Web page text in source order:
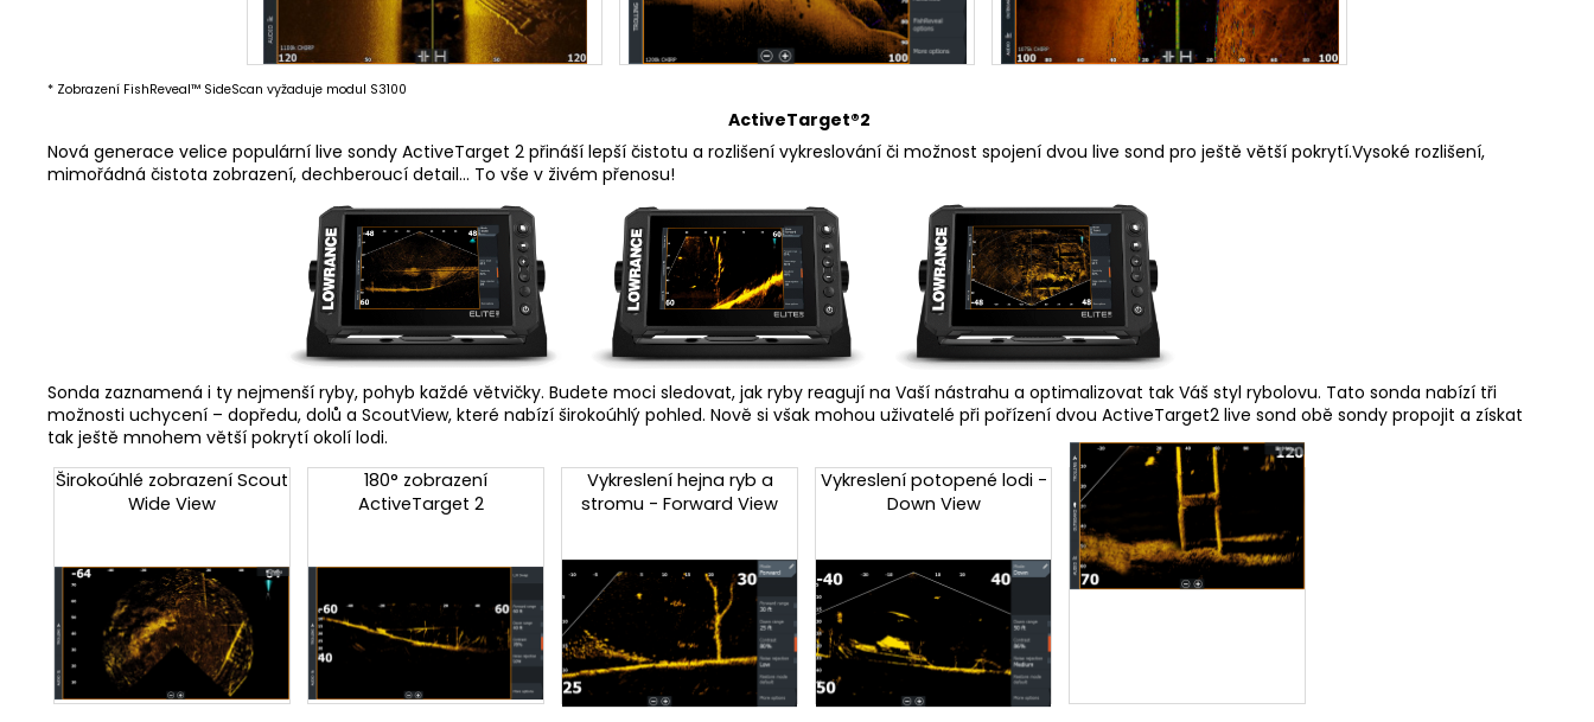
* Zobrazení FishReveal™ SideScan vyžaduje modul S3100
ActiveTarget®2
Nová generace velice populární live sondy ActiveTarget 2 přináší lepší čistotu a rozlišení vykreslování či možnost spojení dvou live sond pro ještě větší pokrytí.Vysoké rozlišení,
mimořádná čistota zobrazení, dechberoucí detail... To vše v živém přenosu!
Sonda zaznamená i ty nejmenší ryby, pohyb každé větvičky. Budete moci sledovat, jak ryby reagují na Vaší nástrahu a optimalizovat tak Váš styl rybolovu. Tato sonda nabízí tři
možnosti uchycení – dopředu, dolů a ScoutView, které nabízí širokoúhlý pohled. Nově si však mohou uživatelé při pořízení dvou ActiveTarget2 live sond obě sondy propojit a získat
tak ještě mnohem větší pokrytí okolí lodi.
Širokoúhlé zobrazení Scout
Wide View
180° zobrazení
ActiveTarget 2
Vykreslení hejna ryb a
stromu - Forward View
Vykreslení potopené lodi -
Down View
Forward View vykreslení
mostního pilíře